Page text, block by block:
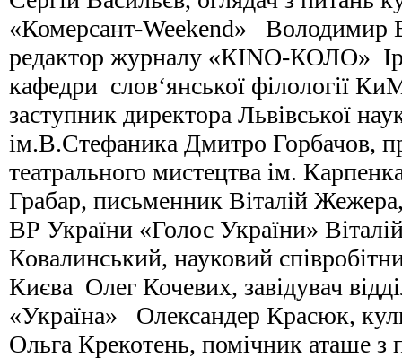
«Комерсант-Weekеnd» Володимир
редактор журналу «КІNО-КОЛО»
кафедри слов‘янської філології
заступник директора Львівської
ім.В.Стефаника Дмитро Горбачов,
театрального мистецтва ім.
Грабар, письменник Віталій Жежера,
ВР України «Голос України»
Ковалинський, науковий
Києва Олег Кочевих, завідувач
«Україна» Олександер Красюк,
Ольга Крекотень, помічник аташе з